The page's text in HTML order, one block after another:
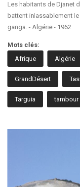
Les habitants de Djanet
battent inlassablement
ganga. - Algérie - 1962
Mots clés:
Afrique
Algérie
GrandDésert
Targuia tambour